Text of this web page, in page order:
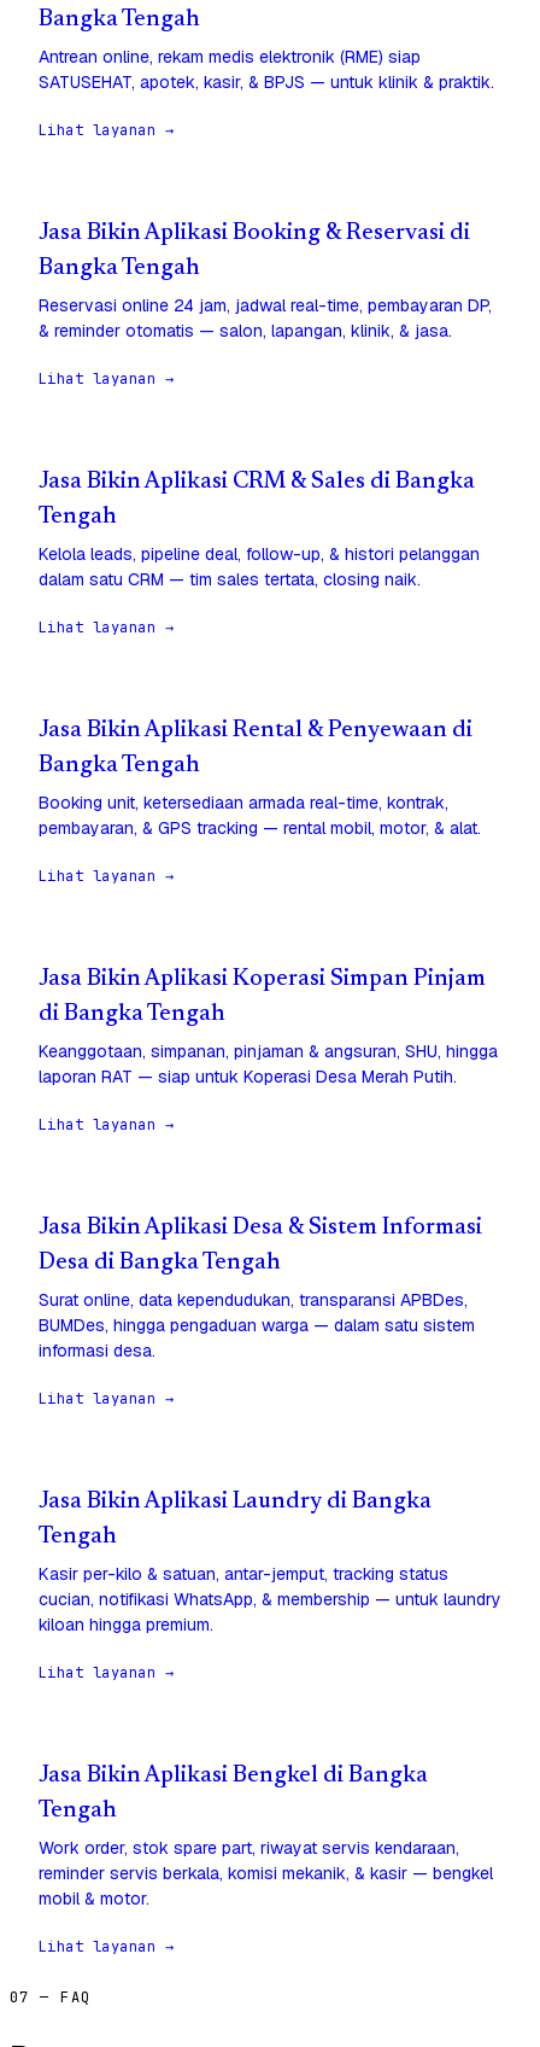
Bangka Tengah
Antrean online, rekam medis elektronik (RME) siap
SATUSEHAT, apotek, kasir, & BPJS — untuk klinik & praktik.
Lihat layanan →
Jasa Bikin Aplikasi Booking & Reservasi di
Bangka Tengah
Reservasi online 24 jam, jadwal real-time, pembayaran DP,
& reminder otomatis — salon, lapangan, klinik, & jasa.
Lihat layanan →
Jasa Bikin Aplikasi CRM & Sales di Bangka
Tengah
Kelola leads, pipeline deal, follow-up, & histori pelanggan
dalam satu CRM — tim sales tertata, closing naik.
Lihat layanan →
Jasa Bikin Aplikasi Rental & Penyewaan di
Bangka Tengah
Booking unit, ketersediaan armada real-time, kontrak,
pembayaran, & GPS tracking — rental mobil, motor, & alat.
Lihat layanan →
Jasa Bikin Aplikasi Koperasi Simpan Pinjam
di Bangka Tengah
Keanggotaan, simpanan, pinjaman & angsuran, SHU, hingga
laporan RAT — siap untuk Koperasi Desa Merah Putih.
Lihat layanan →
Jasa Bikin Aplikasi Desa & Sistem Informasi
Desa di Bangka Tengah
Surat online, data kependudukan, transparansi APBDes,
BUMDes, hingga pengaduan warga — dalam satu sistem
informasi desa.
Lihat layanan →
Jasa Bikin Aplikasi Laundry di Bangka
Tengah
Kasir per-kilo & satuan, antar-jemput, tracking status
cucian, notifikasi WhatsApp, & membership — untuk laundry
kiloan hingga premium.
Lihat layanan →
Jasa Bikin Aplikasi Bengkel di Bangka
Tengah
Work order, stok spare part, riwayat servis kendaraan,
reminder servis berkala, komisi mekanik, & kasir — bengkel
mobil & motor.
Lihat layanan →
07 — FAQ